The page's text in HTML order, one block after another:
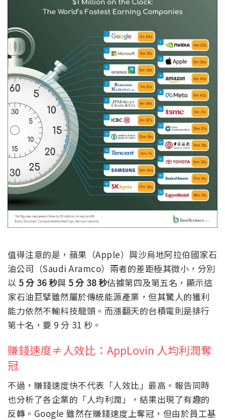
值得注意的是，蘋果（Apple）與沙烏地阿拉伯國家石
油公司（Saudi Aramco）兩者的差距極其微小，分別
以 5 分 36 秒與 5 分 38 秒佔據第四及第五名，顯示這
家石油巨擘雖然屬於傳統能源產業，但其驚人的獲利
能力依然不輸科技龍頭。而漲翻天的台積電則是排行
第十名，要 9 分 31 秒。
賺錢速度≠人效比：AppLovin 人均利潤奪
冠
不過，賺錢速度快不代表「人效比」最高。報告同時
也分析了各企業的「人均利潤」，結果出現了有趣的
反轉。Google 雖然在賺錢速度上奪冠，但由於員工基